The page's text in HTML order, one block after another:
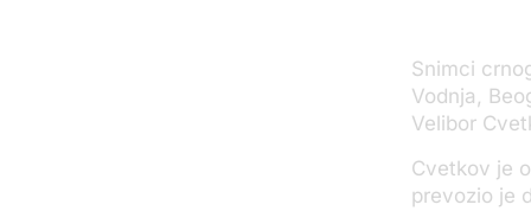
Snimci
Vodnja,
Velibor
Cvetkov je
prevozio je